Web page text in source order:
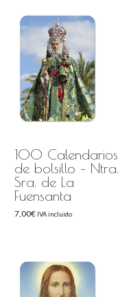
100 Calendarios
de bolsillo – Ntra.
Sra. de La
Fuensanta
7,00€ IVA incluido